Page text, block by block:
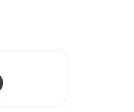
DE LUZ cantidad